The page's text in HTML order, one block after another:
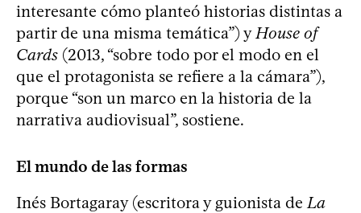
interesante cómo planteó historias distintas a
partir de una misma temática”) yHouse of
Cards (2013, “sobre todo por el modo en el
que el protagonista se refiere a la cámara”),
porque “son un marco en la historia de la
narrativa audiovisual”, sostiene.
El mundo de las formas
Inés Bortagaray (escritora y guionista deLa